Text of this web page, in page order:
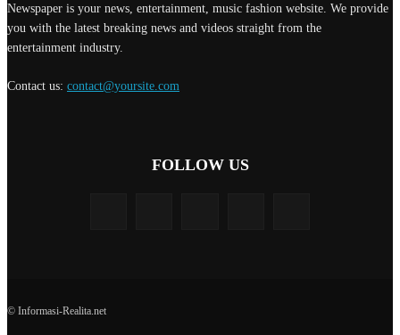
Newspaper is your news, entertainment, music fashion website. We provide
you with the latest breaking news and videos straight from the
entertainment industry.
Contact us: contact@yoursite.com
FOLLOW US
© Informasi-Realita.net